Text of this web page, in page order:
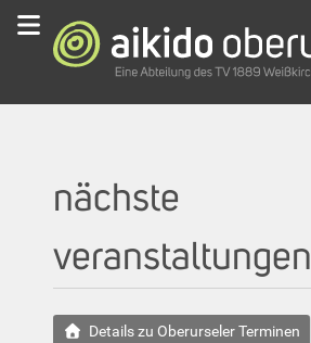
nächste
veranstaltungen
Details zu Oberurseler Terminen